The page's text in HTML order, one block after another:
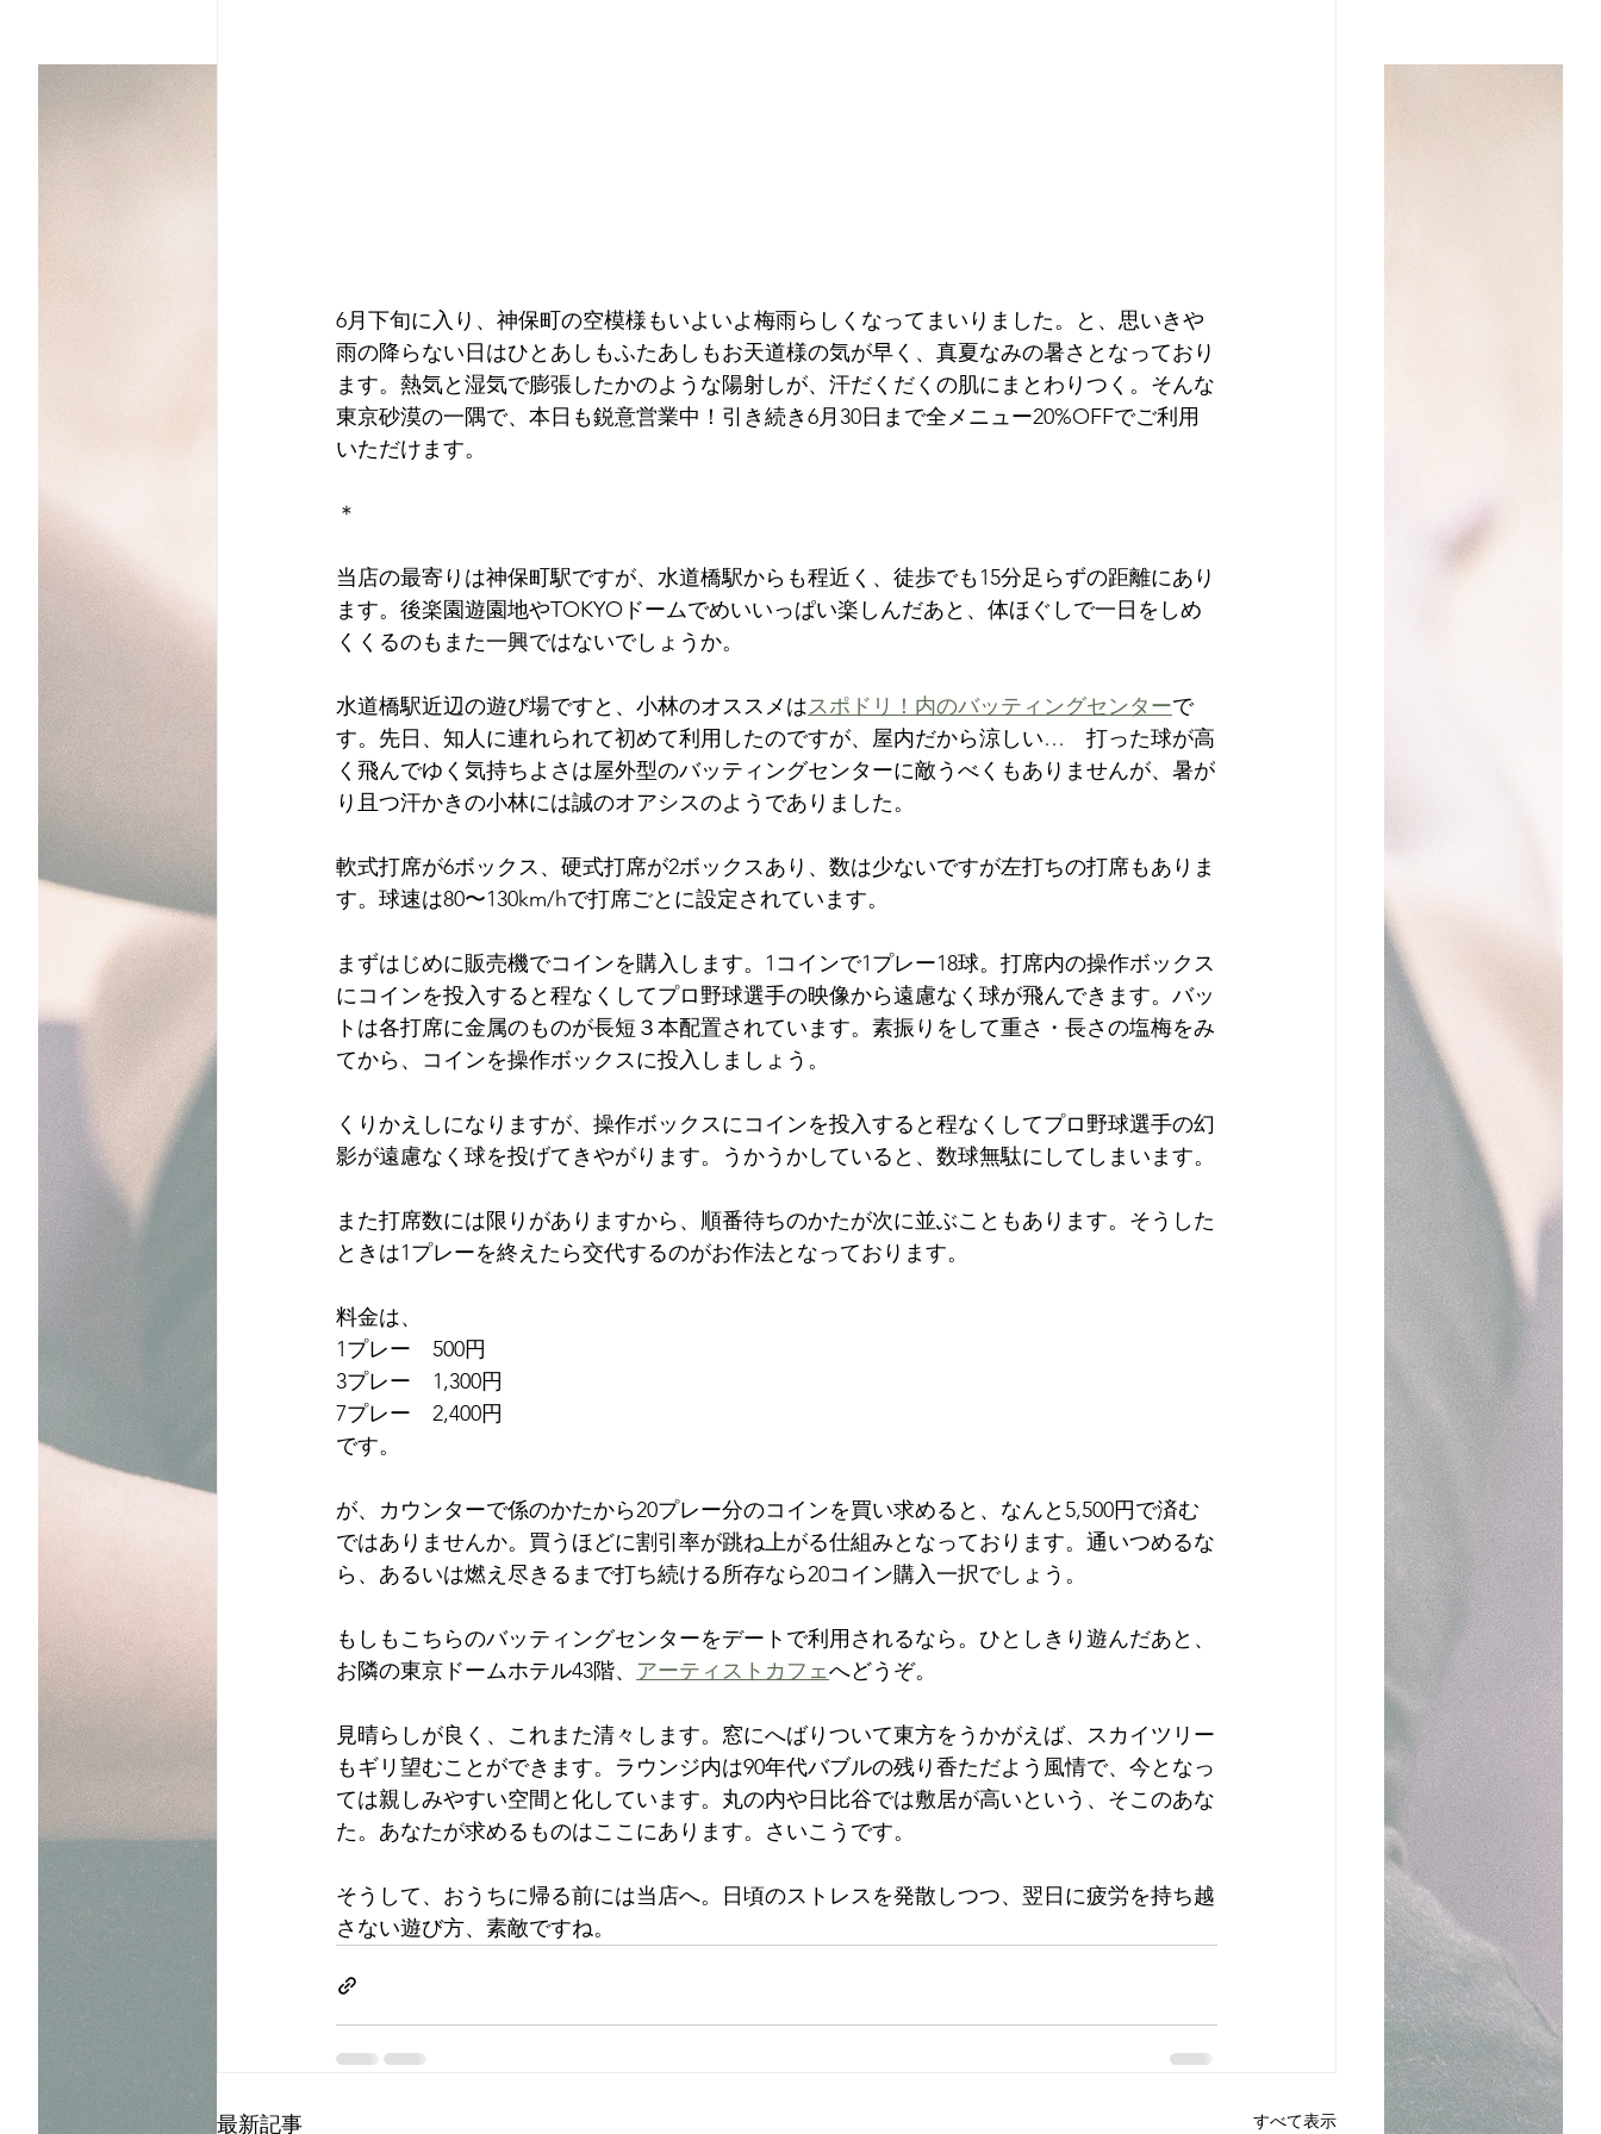
6月下旬に入り、神保町の空模様もいよいよ梅雨らしくなってまいりました。と、思いきや
雨の降らない日はひとあしもふたあしもお天道様の気が早く、真夏なみの暑さとなっており
ます。熱気と湿気で膨張したかのような陽射しが、汗だくだくの肌にまとわりつく。そんな
東京砂漠の一隅で、本日も鋭意営業中！引き続き6月30日まで全メニュー20%OFFでご利用
いただけます。
＊
当店の最寄りは神保町駅ですが、水道橋駅からも程近く、徒歩でも15分足らずの距離にあり
ます。後楽園遊園地やTOKYOドームでめいいっぱい楽しんだあと、体ほぐしで一日をしめ
くくるのもまた一興ではないでしょうか。
水道橋駅近辺の遊び場ですと、小林のオススメはスポドリ！内のバッティングセンターで
す。先日、知人に連れられて初めて利用したのですが、屋内だから涼しい…　打った球が高
く飛んでゆく気持ちよさは屋外型のバッティングセンターに敵うべくもありませんが、暑が
り且つ汗かきの小林には誠のオアシスのようでありました。
軟式打席が6ボックス、硬式打席が2ボックスあり、数は少ないですが左打ちの打席もありま
す。球速は80〜130km/hで打席ごとに設定されています。
まずはじめに販売機でコインを購入します。1コインで1プレー18球。打席内の操作ボックス
にコインを投入すると程なくしてプロ野球選手の映像から遠慮なく球が飛んできます。バッ
トは各打席に金属のものが長短３本配置されています。素振りをして重さ・長さの塩梅をみ
てから、コインを操作ボックスに投入しましょう。
くりかえしになりますが、操作ボックスにコインを投入すると程なくしてプロ野球選手の幻
影が遠慮なく球を投げてきやがります。うかうかしていると、数球無駄にしてしまいます。
また打席数には限りがありますから、順番待ちのかたが次に並ぶこともあります。そうした
ときは1プレーを終えたら交代するのがお作法となっております。
料金は、
1プレー　500円
3プレー　1,300円
7プレー　2,400円
です。
が、カウンターで係のかたから20プレー分のコインを買い求めると、なんと5,500円で済む
ではありませんか。買うほどに割引率が跳ね上がる仕組みとなっております。通いつめるな
ら、あるいは燃え尽きるまで打ち続ける所存なら20コイン購入一択でしょう。
もしもこちらのバッティングセンターをデートで利用されるなら。ひとしきり遊んだあと、
お隣の東京ドームホテル43階、 アーティストカフェへどうぞ。
見晴らしが良く、これまた清々します。窓にへばりついて東方をうかがえば、スカイツリー
もギリ望むことができます。ラウンジ内は90年代バブルの残り香ただよう風情で、今となっ
ては親しみやすい空間と化しています。丸の内や日比谷では敷居が高いという、そこのあな
た。あなたが求めるものはここにあります。さいこうです。
そうして、おうちに帰る前には当店へ。日頃のストレスを発散しつつ、翌日に疲労を持ち越
さない遊び方、素敵ですね。
最新記事 すべて表示